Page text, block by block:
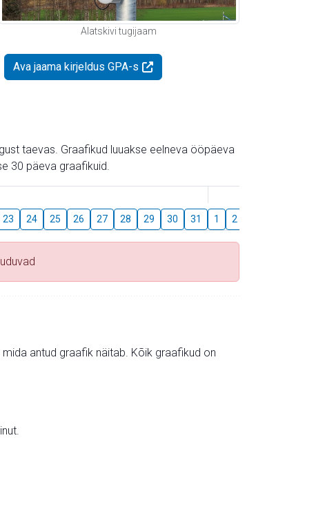
Alatskivi tugijaam
Ava jaama kirjeldus GPA-s
taevas. Graafikud luuakse eelneva ööpäeva
30 päeva graafikuid.
23 24 25 26 27 28 29 30 31 1 2
antud graafik näitab. Kõik graafikud on